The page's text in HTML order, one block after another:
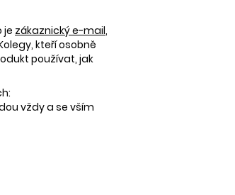
je zákaznický e-mail,
kteří osobně
používat, jak
vždy a se vším